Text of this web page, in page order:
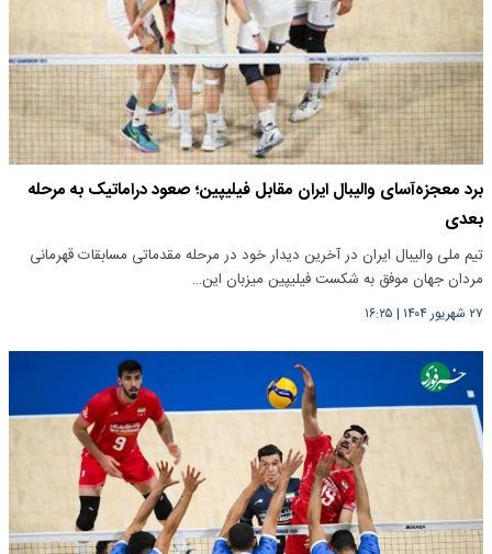
برد معجزه‌آسای والیبال ایران مقابل فیلیپین؛ صعود دراماتیک به مرحله
بعدی
تیم ملی والیبال ایران در آخرین دیدار خود در مرحله مقدماتی مسابقات قهرمانی
مردان جهان موفق به شکست فیلیپین میزبان این…
۲۷ شهریور ۱۴۰۴ | ۱۶:۲۵